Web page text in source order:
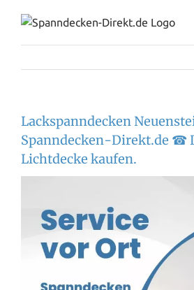
Inhalt
Lackspanndecken
Spanndecken-Direkt.de ☎
Lichtdecke kaufen.